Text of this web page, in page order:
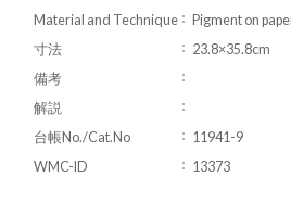
Material and Technique
Pigment on
寸法
23.8×35.8cm
備考
解説
台帳No./Cat.No
11941-9
WMC-ID
13373